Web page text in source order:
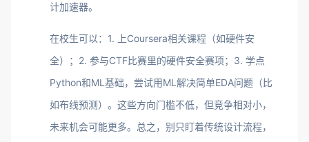
计加速器。
在校生可以：1. 上Coursera相关课程（如硬件安
全）；2. 参与CTF比赛里的硬件安全赛项；3. 学点
Python和ML基础，尝试用ML解决简单EDA问题（比
如布线预测）。这些方向门槛不低，但竞争相对小，
未来机会可能更多。总之，别只盯着传统设计流程，